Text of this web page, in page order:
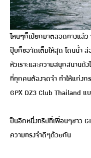
ไหนๆก็เปียกมาตลอดทางแล้
ปุ๊บก็ขอจัดเต็มให้สุด โดนน้ำ ล่
หัวเราะและความสนุกสนาน
ที่ทุกคนต้องจดจำ ทำให้แก่งก
GPX DZ3 Club Thailand แ
ป็นอีกหนึ่งทริปที่เพื่อนๆชาว
ความทรงจำดีๆด้วยกัน